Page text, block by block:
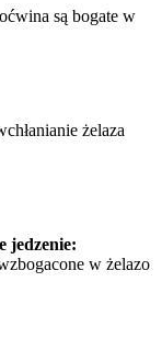
są bogate w
żelaza
jedzenie:
w żelazo